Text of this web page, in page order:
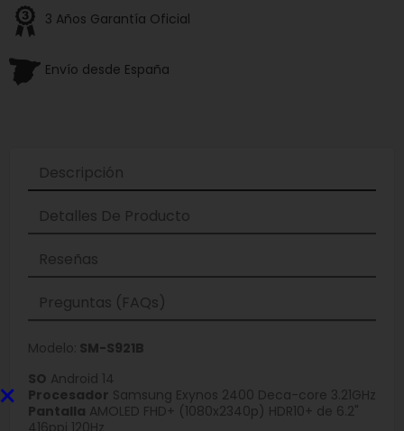
3 Años Garantía Oficial
Envío desde España
Descripción
Detalles De Producto
Reseñas
Preguntas (FAQs)
Modelo: SM-S921B
SO Android 14
Procesador Samsung Exynos 2400 Deca-core 3.21GHz
Pantalla AMOLED FHD+ (1080x2340p) HDR10+ de 6.2"